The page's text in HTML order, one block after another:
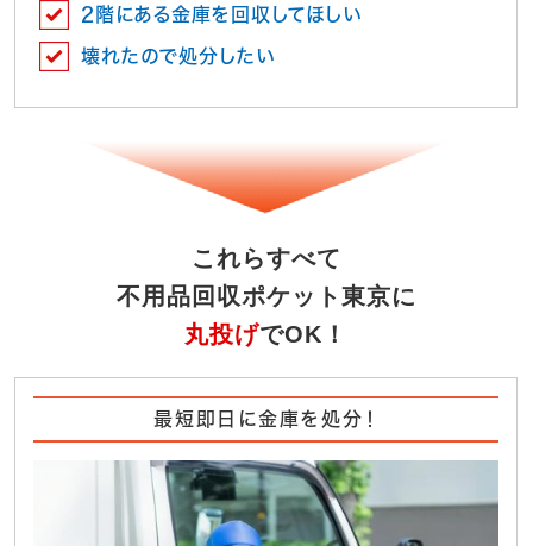
2階にある金庫を回収してほしい
壊れたので処分したい
これらすべて
不用品回収ポケット東京に
丸投げでOK！
最短即日に金庫を処分！